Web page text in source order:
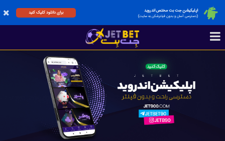
اپلیکیشن جت بت مختص اندروید
(دسترسی آسان و بدون فیلترشکن به سایت)
برای دانلود کلیک کنید